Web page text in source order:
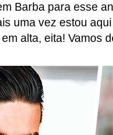
Barba para esse
uma vez estou
alta, eita! Vamos